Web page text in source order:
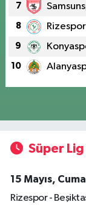
7
8 Rizespor
9
10
Süper
15 Mayıs, Cuma
Rizespor -